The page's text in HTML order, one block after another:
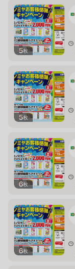
5枚
5枚
6枚
6枚